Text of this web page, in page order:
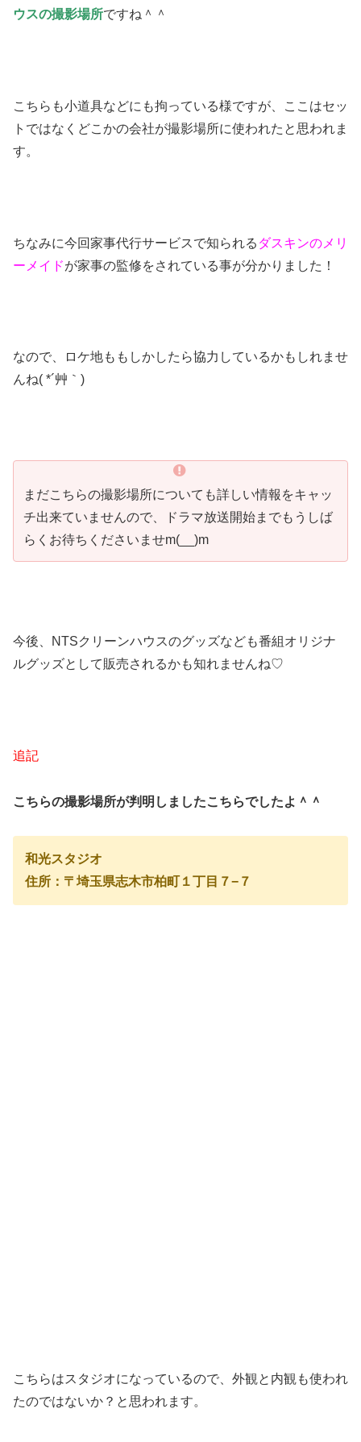
ウスの撮影場所ですね＾＾
こちらも小道具などにも拘っている様ですが、ここはセッ
トではなくどこかの会社が撮影場所に使われたと思われま
す。
ちなみに今回家事代行サービスで知られる ダスキンのメリ
ーメイドが家事の監修をされている事が分かりました！
なので、ロケ地ももしかしたら協力しているかもしれませ
んね( *´艸｀)
まだこちらの撮影場所についても詳しい情報をキャッ
チ出来ていませんので、ドラマ放送開始までもうしば
らくお待ちくださいませm(__)m
今後、NTSクリーンハウスのグッズなども番組オリジナ
ルグッズとして販売されるかも知れませんね♡
追記
こちらの撮影場所が判明しましたこちらでしたよ＾＾
和光スタジオ
住所：〒埼玉県志木市柏町１丁目７−７
こちらはスタジオになっているので、外観と内観も使われ
たのではないか？と思われます。